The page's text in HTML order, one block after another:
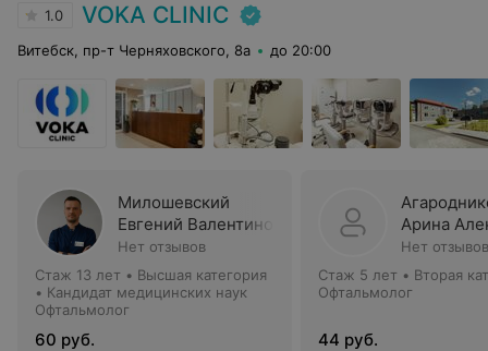
1.0 VOKA CLINIC
Витебск, пр-т Черняховского, 8а до 20:00
Милошевский
Евгений Валентинович
Нет отзывов
Стаж 13 лет • Высшая категория
• Кандидат медицинских наук
Офтальмолог
60 руб.
Арина
Нет отзывов
Стаж 5 лет • Вторая
Офтальмолог
44 руб.